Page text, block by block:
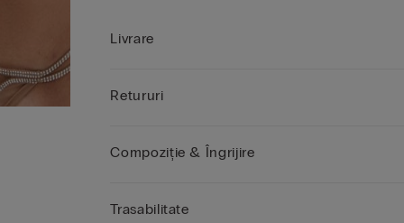
Livrare
Retururi
Compoziție & Îngrijire
Trasabilitate